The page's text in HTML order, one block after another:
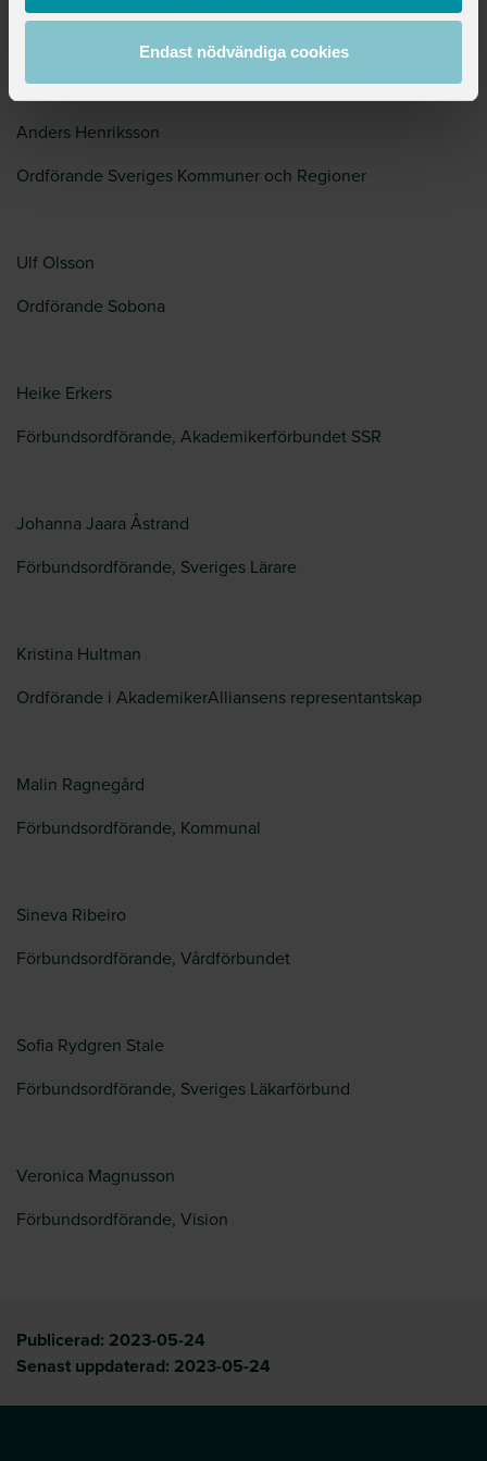
Endast nödvändiga cookies
arbetsmiljö är avgörande för att trygga
kompetensförsörjningen i välfärden.
Anders Henriksson
Ordförande Sveriges Kommuner och Regioner
Ulf Olsson
Ordförande Sobona
Heike Erkers
Förbundsordförande, Akademikerförbundet SSR
Johanna Jaara Åstrand
Förbundsordförande, Sveriges Lärare
Kristina Hultman
Ordförande i AkademikerAlliansens representantskap
Malin Ragnegård
Förbundsordförande, Kommunal
Sineva Ribeiro
Förbundsordförande, Vårdförbundet
Sofia Rydgren Stale
Förbundsordförande, Sveriges Läkarförbund
Veronica Magnusson
Förbundsordförande, Vision
Publicerad: 2023-05-24
Senast uppdaterad: 2023-05-24